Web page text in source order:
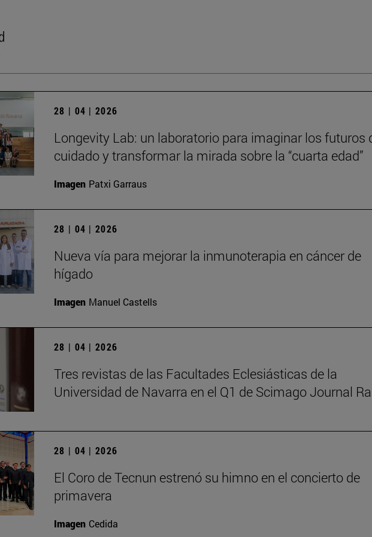
28 | 04 | 2026
Longevity Lab: un laboratorio para imaginar los futuros
cuidado y transformar la mirada sobre la “cuarta edad”
Imagen Patxi Garraus
28 | 04 | 2026
Nueva vía para mejorar la inmunoterapia en cáncer de
hígado
Imagen Manuel Castells
28 | 04 | 2026
Tres revistas de las Facultades Eclesiásticas de la
Universidad de Navarra en el Q1 de Scimago Journal
28 | 04 | 2026
El Coro de Tecnun estrenó su himno en el concierto de
primavera
Imagen Cedida